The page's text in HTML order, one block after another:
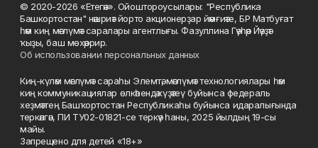
© 2020-2026 «Етегән». Ойоштороусылары: "Республика
Башкортостан" нәшриәт йорто акционерҙар йәмғиәте, БР Матбуғат
һәм киң мәғлүмәт саралары агентлығы. Фазуллина Гәүһәр Йәүҙәт
ҡыҙы, баш мөхәррир.
Об использовании персональных данных
Киң-күләм мәғлүмәт сараһы Элемтә, мәғлүмәт технологиялары һәм
киң коммуникациялар өлкәһендә күҙәтеү буйынса федераль
хеҙмәттең Башҡортостан Республикаһы буйынса идаралығында
теркәлгән, ПИ ТУ02-01821-се теркәү һаны, 2025 йылдың 19-сы
майы.
Запрещено для детей «18+»